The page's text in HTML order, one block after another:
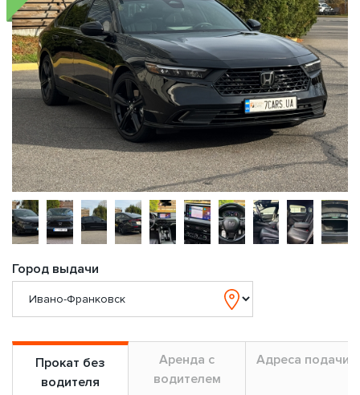
Город выдачи
Прокат без
водителя
Аренда с
водителем
Адреса подачи